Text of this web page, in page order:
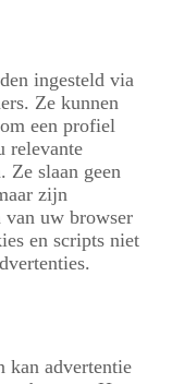
ingesteld via
Ze kunnen
een ​​profiel
relevante
Ze slaan geen
zijn
van uw browser
en scripts niet
kan advertentie